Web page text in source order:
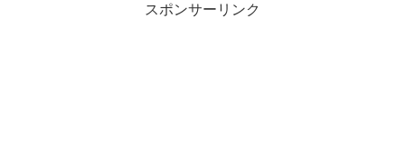
スポンサーリンク